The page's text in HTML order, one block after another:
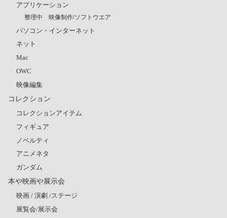
アプリケーション
整理中 映像制作/ソフトウエア
パソコン・インターネット
ネット
Mac
OWC
映像編集
コレクション
コレクションアイテム
フィギュア
ノベルティ
アニメネタ
ガンダム
本や映画や展示会
映画 / 演劇 /ステージ
展覧会/展示会